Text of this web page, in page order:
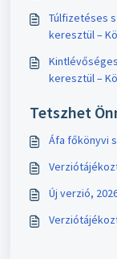
Túlfizetéses
keresztül –
keresztül –
Tetszhet
Áfa főkönyvi
Új verzió,